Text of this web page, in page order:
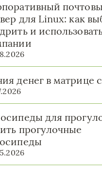
для Linux: как
и
денег в матрице
для
прогулочные